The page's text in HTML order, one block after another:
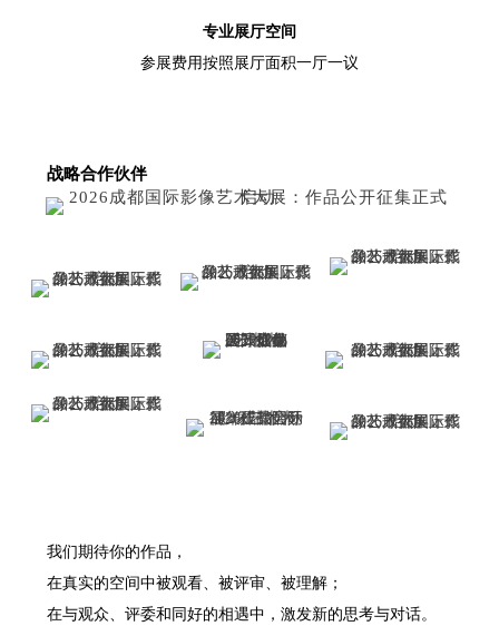
专业展厅空间
参展费用按照展厅面积一厅一议
战略合作伙伴
我们期待你的作品，
在真实的空间中被观看、被评审、被理解；
在与观众、评委和同好的相遇中，激发新的思考与对话。